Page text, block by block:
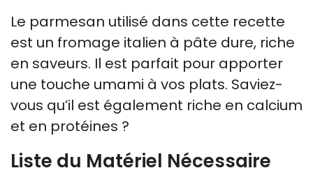
Le parmesan utilisé dans cette recette
est un fromage italien à pâte dure, riche
en saveurs. Il est parfait pour apporter
une touche umami à vos plats. Saviez-
vous qu’il est également riche en calcium
et en protéines ?
Liste du Matériel Nécessaire